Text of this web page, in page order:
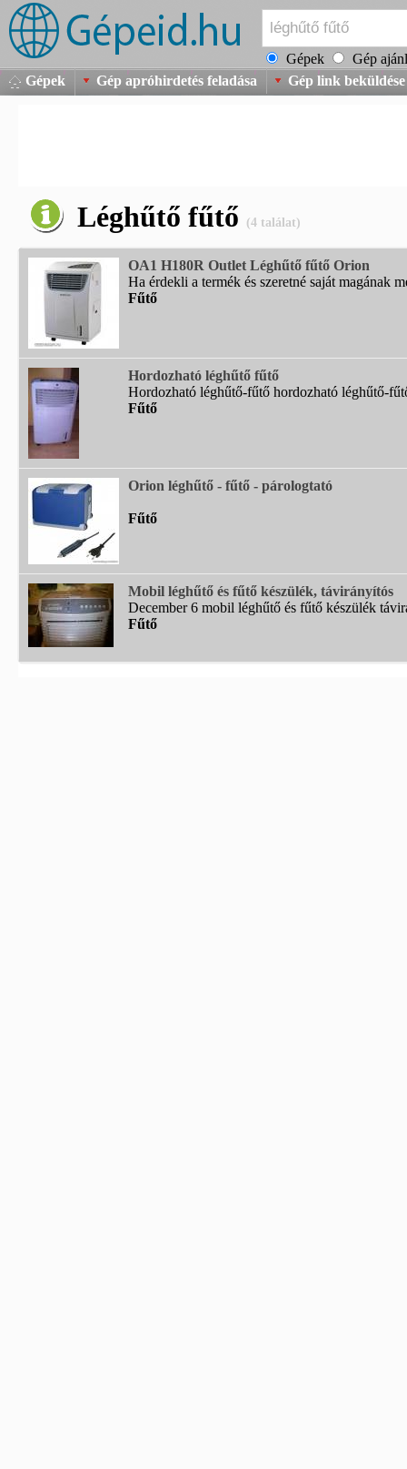
Gépek
Gép
Gépek
Gép apróhirdetés feladása Gép link beküldése
Léghűtő fűtő (4 találat)
OA1 H180R Outlet Léghűtő fűtő Orion
Ha érdekli a termék és szeretné saját magának
Fűtő
Hordozható léghűtő fűtő
Hordozható léghűtő-fűtő hordozható léghűtő-
Fűtő
Orion léghűtő - fűtő - párologtató
Fűtő
Mobil léghűtő és fűtő készülék, távirányítós
December 6 mobil léghűtő és fűtő készülék
Fűtő